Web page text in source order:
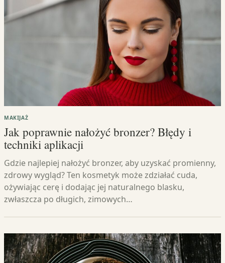
MAKIJAŻ
Jak poprawnie nałożyć bronzer? Błędy i
techniki aplikacji
Gdzie najlepiej nałożyć bronzer, aby uzyskać promienny,
zdrowy wygląd? Ten kosmetyk może zdziałać cuda,
ożywiając cerę i dodając jej naturalnego blasku,
zwłaszcza po długich, zimowych…